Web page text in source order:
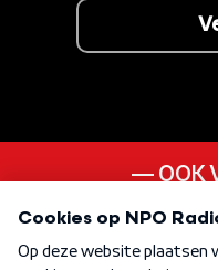
OOK
Head